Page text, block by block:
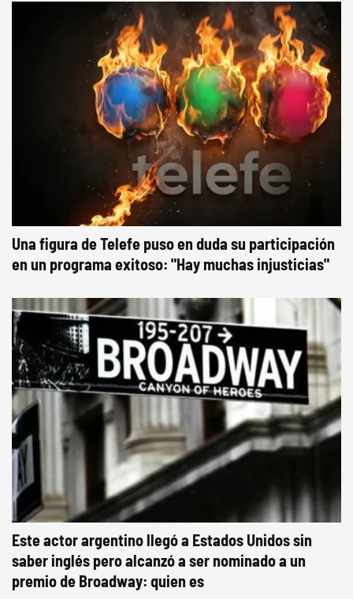
Una figura de Telefe puso en duda su participación
en un programa exitoso: "Hay muchas injusticias"
Este actor argentino llegó a Estados Unidos sin
saber inglés pero alcanzó a ser nominado a un
premio de Broadway: quien es